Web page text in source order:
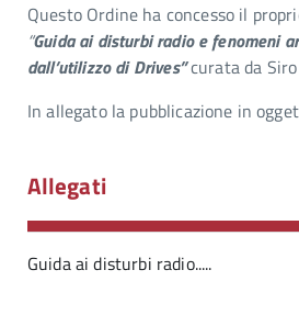
Questo Ordine ha concesso il
“Guida ai disturbi radio e fenomeni
dall’utilizzo di Drives”curata da
In allegato la pubblicazione in
Allegati
Guida ai disturbi radio.....